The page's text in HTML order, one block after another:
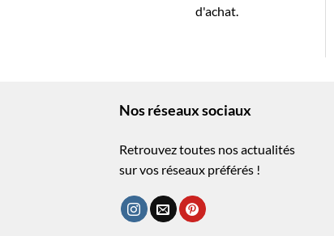
d'achat.
Nos réseaux sociaux
Retrouvez toutes nos actualités
sur vos réseaux préférés !